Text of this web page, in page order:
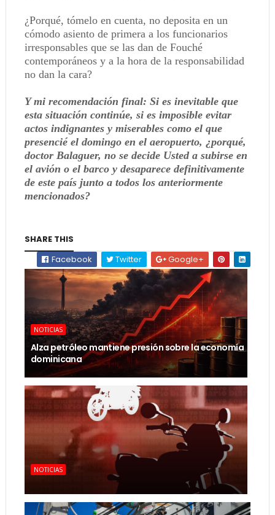
¿Porqué, tómelo en cuenta, no deposita en un
cómodo asiento de primera a los funcionarios
irresponsables que se las dan de Fouché
contemporáneos y a la hora de la responsabilidad
no dan la cara?
Y mi recomendación final: Si es inevitable que
esta situación continúe, si es imposible evitar
actos indignantes y miserables como el que
presencié el domingo en el aeropuerto, ¿porqué,
doctor Balaguer, no se decide Usted a subirse en
el avión o el barco y desaparece definitivamente
de este país junto a todos los anteriormente
mencionados?
SHARE THIS
Facebook
Twitter Google+
NOTICIAS
Alza petróleo mantiene presión sobre la economía
dominicana
NOTICIAS